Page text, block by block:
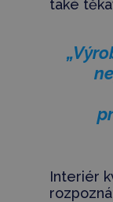
také
Interiér